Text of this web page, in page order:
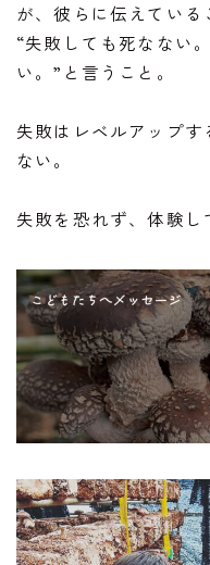
が、彼らに伝えている
“失敗しても死なない
い。”と言うこと。
失敗はレベルアップ
ない。
失敗を恐れず、体験し